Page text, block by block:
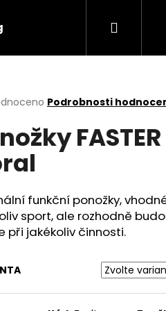
Hledat
Podrobnosti
FASTER
funkční ponožky,
sport, ale rozhodně
při jakékoliv činnosti.